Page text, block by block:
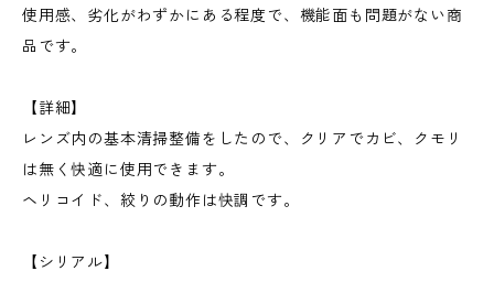
使用感、劣化がわずかにある程度で、機能面も問題がない商
品です。
【詳細】
レンズ内の基本清掃整備をしたので、クリアでカビ、クモリ
は無く快適に使用できます。
ヘリコイド、絞りの動作は快調です。
【シリアル】